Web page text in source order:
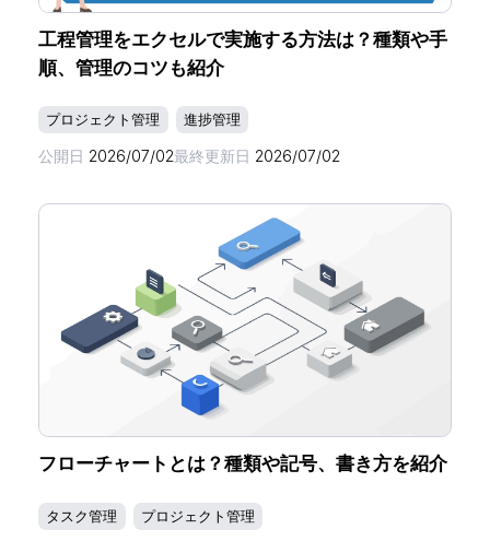
工程管理をエクセルで実施する方法は？種類や手
順、管理のコツも紹介
プロジェクト管理 進捗管理
公開日 2026/07/02最終更新日 2026/07/02
フローチャートとは？種類や記号、書き方を紹介
タスク管理 プロジェクト管理